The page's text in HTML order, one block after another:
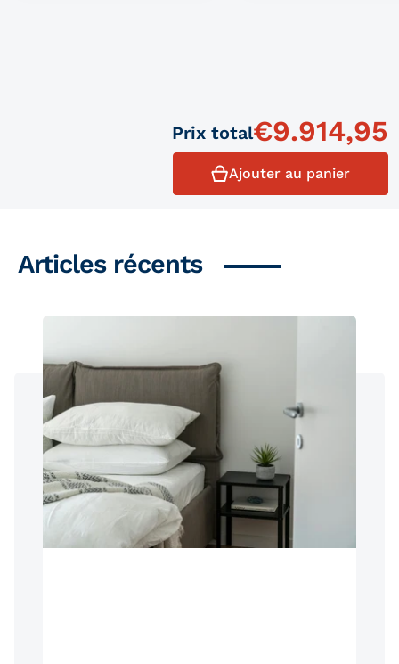
Prix ​​total€9.914,95
Ajouter au panier
Produits similaires
Articles récents